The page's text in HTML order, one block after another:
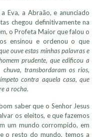
Eva, a Abraão, e anunciado
chegou definitivamente na
o Profeta Maior que falou o
ensinou e ordenou o que
ouve estas minhas palavras e
prudente, que edificou a
transbordaram os rios,
contra aquela casa, que
a rocha.
saber que o Senhor Jesus
os eleitos, e que fazemos
um mundo corrompido, em
o resto do mundo, temos a